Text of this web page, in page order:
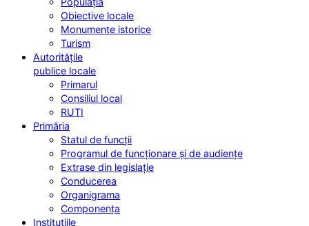
Obiective locale
Monumente istorice
Turism
Autoritățile
publice locale
Primarul
Consiliul local
RUTI
Primăria
Statul de funcții
Programul de funcționare și de audiențe
Extrase din legislație
Conducerea
Organigrama
Componența
Instituțiile